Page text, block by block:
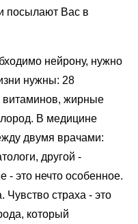
посылают Вас в
нейрону, нужно
нужны: 28
витаминов, жирные
В медицине
двумя врачами:
другой -
- это нечто особенное.
Чувство страха - это
который